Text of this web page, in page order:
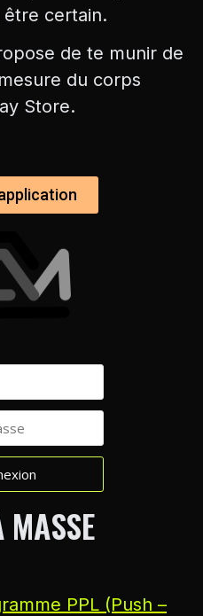
certain.
de te munir de
du corps
Store.
PPL (Push –